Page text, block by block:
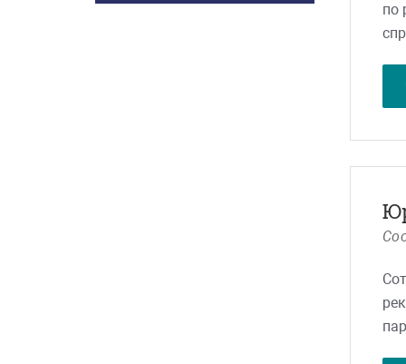
по
НО